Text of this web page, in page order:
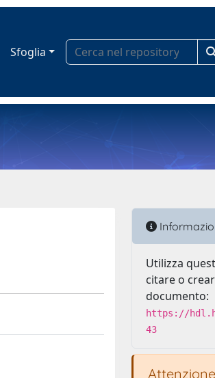
Sfoglia
Utilizza
citare o
documento:
https://
43
Attenzione